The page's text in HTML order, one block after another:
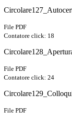
File PDF
Contatore click: 18
File PDF
Contatore click: 24
File PDF